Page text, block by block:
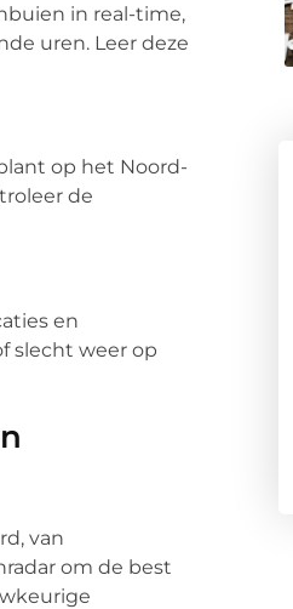
in real-time,
uren. Leer deze
op het Noord-
de
en
slecht weer op
van
om de best